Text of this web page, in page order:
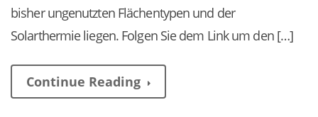
bisher ungenutzten Flächentypen und der
Solarthermie liegen. Folgen Sie dem Link um den […]
Continue Reading